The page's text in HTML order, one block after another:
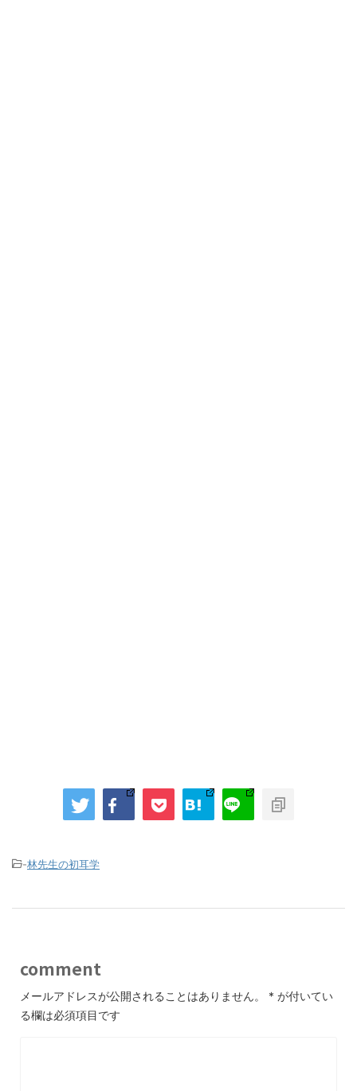
-林先生の初耳学
comment
メールアドレスが公開されることはありません。 * が付いてい
る欄は必須項目です